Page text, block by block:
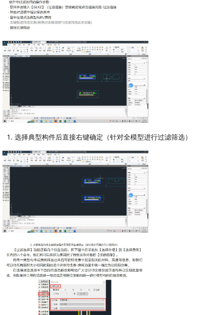
1. 选择典型构件后直接右键确定（针对全模型进行过滤筛选）